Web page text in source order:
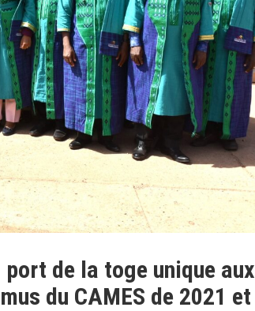
de la toge unique aux
du CAMES de 2021 et